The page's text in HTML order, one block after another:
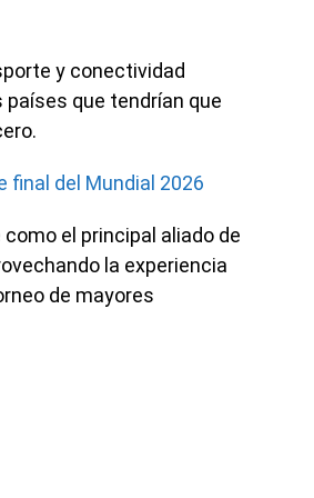
y conectividad
que tendrían que
final del Mundial 2026
el principal aliado de
la experiencia
de mayores